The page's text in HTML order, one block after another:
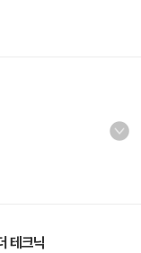
테크닉